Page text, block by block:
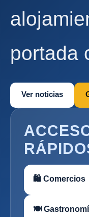
portada
Ver noticias
🛍 Comercios
🍽